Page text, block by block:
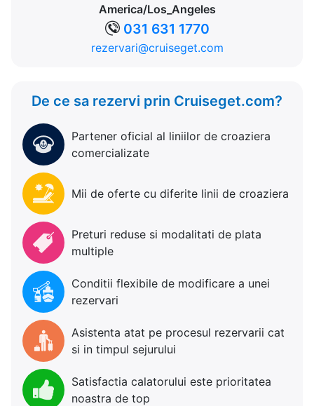
America/Los_Angeles
031 631 1770
rezervari@cruiseget.com
De ce sa rezervi prin Cruiseget.com?
Partener oficial al liniilor de croaziera
comercializate
Mii de oferte cu diferite linii de croaziera
Preturi reduse si modalitati de plata
multiple
Conditii flexibile de modificare a unei
rezervari
Asistenta atat pe procesul rezervarii cat
si in timpul sejurului
Satisfactia calatorului este prioritatea
noastra de top